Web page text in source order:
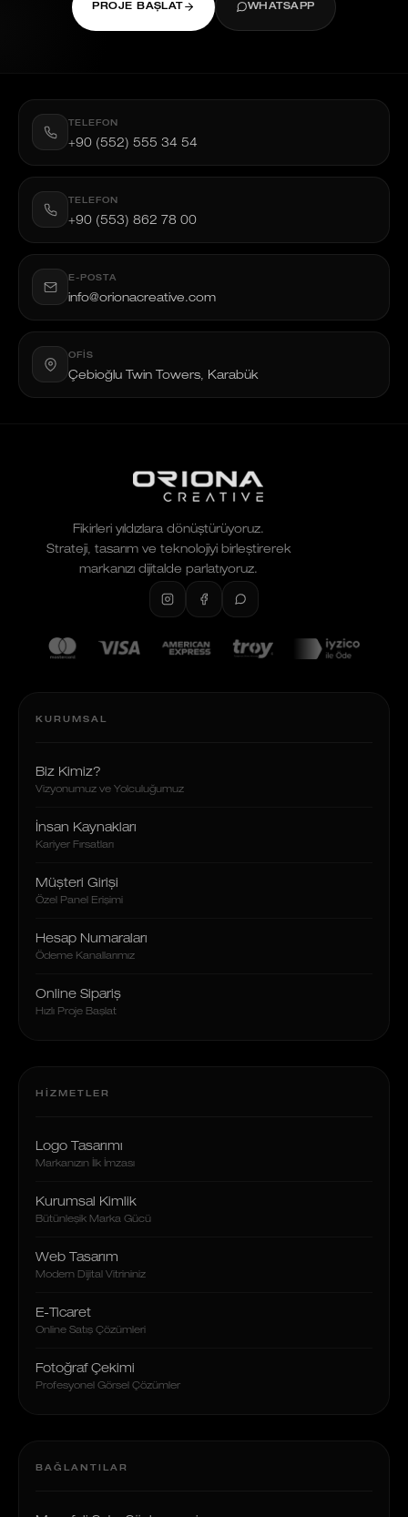
PROJE BAŞLAT WHATSAPP
TELEFON
+90 (552) 555 34 54
TELEFON
+90 (553) 862 78 00
E-POSTA
info@orionacreative.com
OFIS
Çebioğlu Twin Towers, Karabük
Fikirleri yıldızlara dönüştürüyoruz.
Strateji, tasarım ve teknolojiyi birleştirerek
markanızı dijitalde parlatıyoruz.
KURUMSAL
Biz Kimiz?
Vizyonumuz ve Yolculuğumuz
İnsan Kaynakları
Kariyer Fırsatları
Müşteri Girişi
Özel Panel Erişimi
Hesap Numaraları
Ödeme Kanallarımız
Online Sipariş
Hızlı Proje Başlat
HIZMETLER
Logo Tasarımı
Markanızın İlk İmzası
Kurumsal Kimlik
Bütünleşik Marka Gücü
Web Tasarım
Modern Dijital Vitrininiz
E-Ticaret
Online Satış Çözümleri
Fotoğraf Çekimi
Profesyonel Görsel Çözümler
BAĞLANTILAR